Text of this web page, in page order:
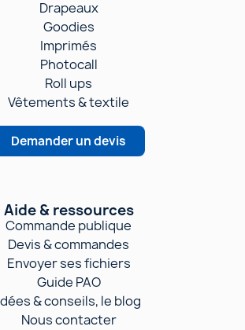
Drapeaux
Goodies
Imprimés
Photocall
Roll ups
Vêtements & textile
Demander un devis
Aide & ressources
Commande publique
Devis & commandes
Envoyer ses fichiers
Guide PAO
& conseils, le blog
Nous contacter